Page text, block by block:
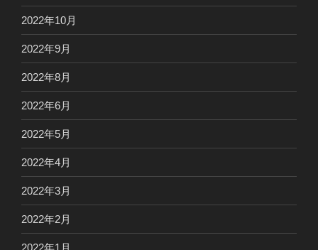
2022年10月
2022年9月
2022年8月
2022年6月
2022年5月
2022年4月
2022年3月
2022年2月
2022年1月